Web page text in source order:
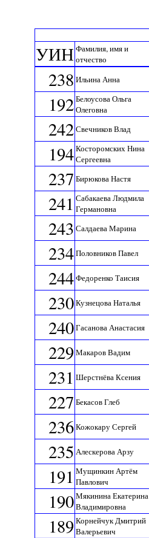
УИН Фамилия, имя и
отчество
238 Ильина Анна
192Белоусова Ольга
Олеговна
242Свечников Влад
194Косторомских Нина
Сергеевна
237 Бирюкова Настя
241 Сабакаева Людмила
Германовна
243 Салдаева Марина
234Половников Павел
244Федоренко Таисия
230Кузнецова Наталья
240Гасанова Анастасия
229Макаров Вадим
231 Шерстнёва Ксения
227 Бекасов Глеб
236Кожокару Сергей
235 Алескерова Арзу
191 Мущинкин Артём
Павлович
190Мякинина Екатерина
Владимировна
189Корнейчук Дмитрий
Валерьевич